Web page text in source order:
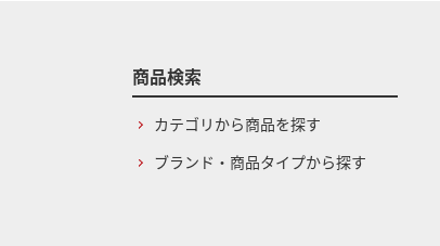
商品検索
カテゴリから商品を探す
ブランド・商品タイプから探す